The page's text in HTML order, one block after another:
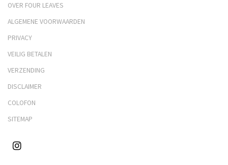
OVER FOUR LEAVES
ALGEMENE VOORWAARDEN
PRIVACY
VEILIG BETALEN
VERZENDING
DISCLAIMER
COLOFON
SITEMAP